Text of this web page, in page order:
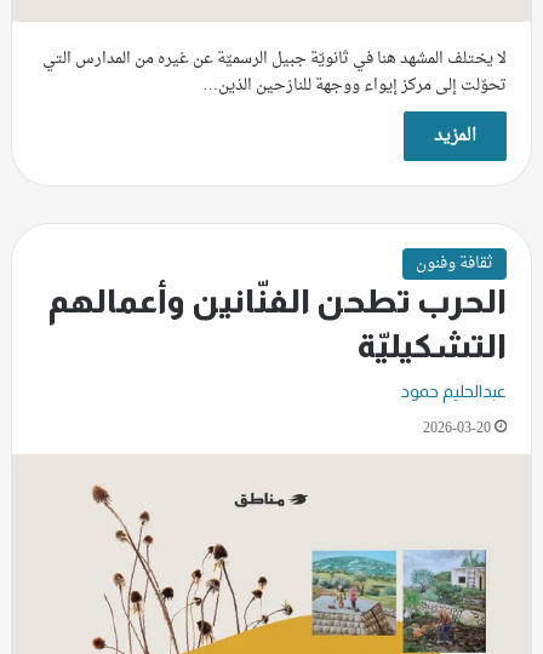
لا يختلف المشهد هنا في ثانويّة جبيل الرسميّة عن غيره من المدارس التي
تحوّلت إلى مركز إيواء ووجهة للنازحين الذين…
المزيد
ثقافة وفنون
الحرب تطحن الفنّانين وأعمالهم
التشكيليّة
عبدالحليم حمود
2026-03-20